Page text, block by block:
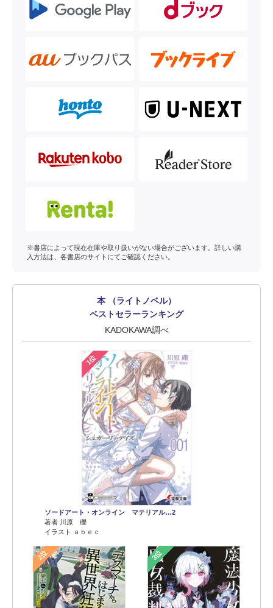
※書店によって現在在庫や取り扱いがない場合がございます。詳しい購
入方法は、各書店のサイトにてご確認ください。
本 （ライトノベル）
ベストセラーランキング
KADOKAWA調べ
1位
ソードアート・オンライン マテリアル…2
著者 川原 礫
イラスト ａｂｅｃ
2位 3位